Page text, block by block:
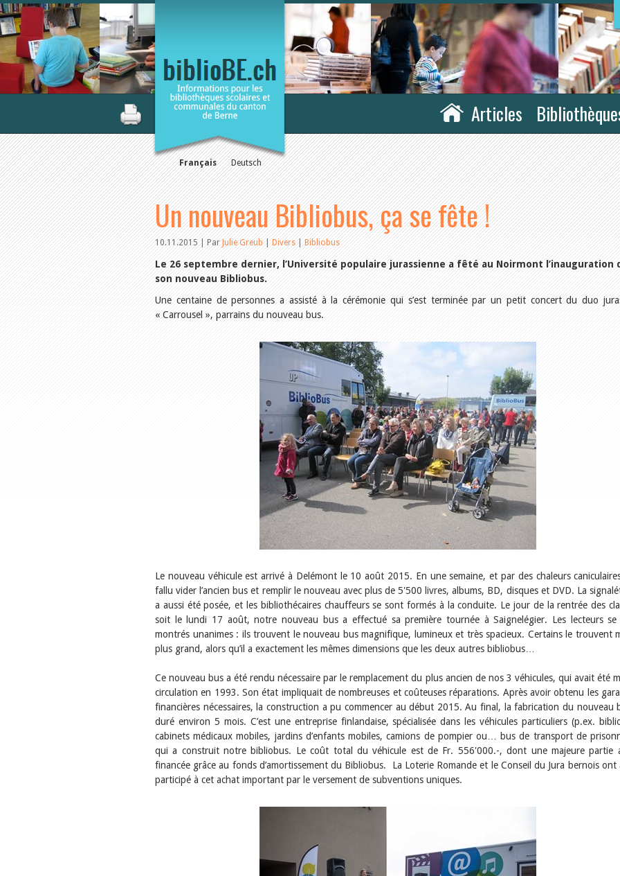
Français Deutsch
Articles
Un nouveau Bibliobus, ça se fête !
10.11.2015 | ParJulie Greub|Divers|Bibliobus
Le 26 septembre dernier, l’Université populaire jurassienne a fêté au Noirmont l’inauguration
son nouveau Bibliobus.
Une centaine de personnes a assisté à la cérémonie qui s’est terminée par un petit concert du duo
« Carrousel », parrains du nouveau bus.
Le nouveau véhicule est arrivé à Delémont le 10 août 2015. En une semaine, et par des chaleurs
fallu vider l’ancien bus et remplir le nouveau avec plus de 5'500 livres, albums, BD, disques et DVD. La
a aussi été posée, et les bibliothécaires chauffeurs se sont formés à la conduite. Le jour de la rentrée des
soit le lundi 17 août, notre nouveau bus a effectué sa première tournée à Saignelégier. Les lecteurs se
montrés unanimes : ils trouvent le nouveau bus magnifique, lumineux et très spacieux. Certains le trouvent
plus grand, alors qu’il a exactement les mêmes dimensions que les deux autres bibliobus…
Ce nouveau bus a été rendu nécessaire par le remplacement du plus ancien de nos 3 véhicules, qui avait été
circulation en 1993. Son état impliquait de nombreuses et coûteuses réparations. Après avoir obtenu les
financières nécessaires, la construction a pu commencer au début 2015. Au final, la fabrication du nouveau
duré environ 5 mois. C’est une entreprise finlandaise, spécialisée dans les véhicules particuliers (p.ex.
cabinets médicaux mobiles, jardins d’enfants mobiles, camions de pompier ou… bus de transport de
qui a construit notre bibliobus. Le coût total du véhicule est de Fr. 556'000.-, dont une majeure partie
financée grâce au fonds d’amortissement du Bibliobus. La Loterie Romande et le Conseil du Jura bernois ont
participé à cet achat important par le versement de subventions uniques.